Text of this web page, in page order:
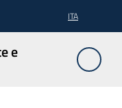
ITA
e